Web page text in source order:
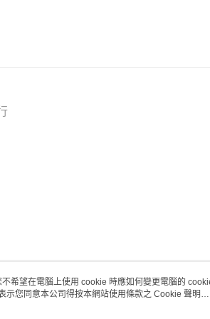
客戶服務
希望在電腦上使用 cookie 時應如何變更電腦的
示您同意本公司得按本網站使用條款之 Cookie 聲明使